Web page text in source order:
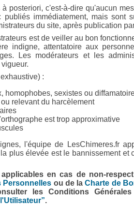
posteriori, c'est-à-dire qu'aucun
immédiatement, mais sont
du site, après publication
est de veiller au bon
indigne, attentatoire aux
Les modérateurs et les
:
homophobes, sexistes ou
relevant du harcèlement
est trop approximative
l'équipe de LesChimeres.fr
plus élevée est le bannissement et
en cas de non-
Personnelles ou de laCharte de
les Conditions
.